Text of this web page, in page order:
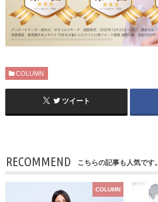
COLUMN
ツイート
RECOMMEND こちらの記事も人気です。
COLUMN